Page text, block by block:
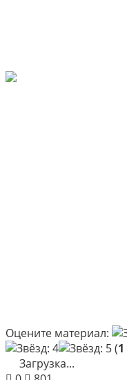
Оцените материал:
(1
Загрузка...